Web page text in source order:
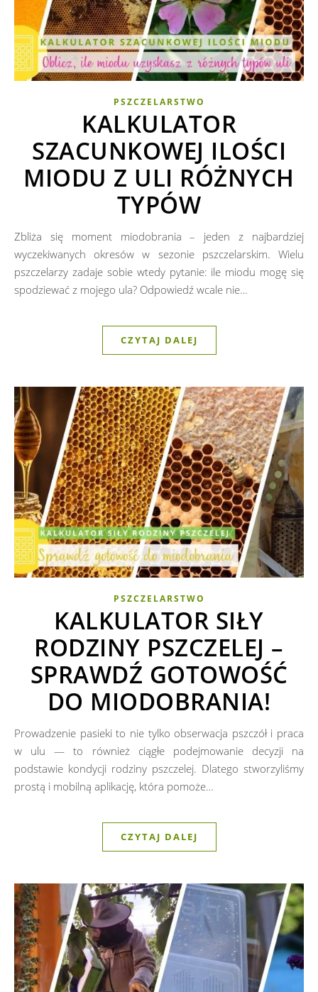
PSZCZELARSTWO
KALKULATOR
SZACUNKOWEJ ILOŚCI
MIODU Z ULI RÓŻNYCH
TYPÓW
Zbliża się moment miodobrania – jeden z najbardziej
wyczekiwanych okresów w sezonie pszczelarskim. Wielu
pszczelarzy zadaje sobie wtedy pytanie: ile miodu mogę się
spodziewać z mojego ula? Odpowiedź wcale nie…
CZYTAJ DALEJ
PSZCZELARSTWO
KALKULATOR SIŁY
RODZINY PSZCZELEJ –
SPRAWDŹ GOTOWOŚĆ
DO MIODOBRANIA!
Prowadzenie pasieki to nie tylko obserwacja pszczół i praca
w ulu — to również ciągłe podejmowanie decyzji na
podstawie kondycji rodziny pszczelej. Dlatego stworzyliśmy
prostą i mobilną aplikację, która pomoże…
CZYTAJ DALEJ